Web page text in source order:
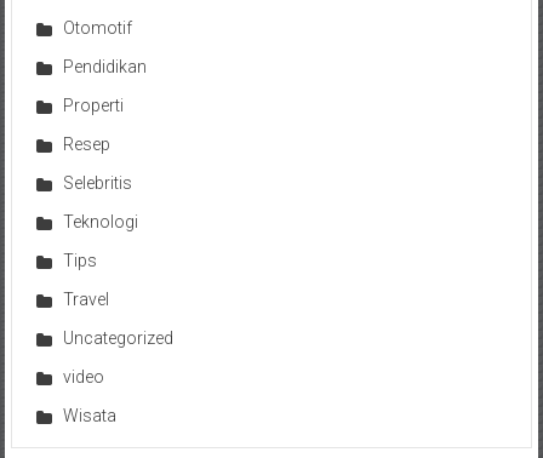
Otomotif
Pendidikan
Properti
Resep
Selebritis
Teknologi
Tips
Travel
Uncategorized
video
Wisata